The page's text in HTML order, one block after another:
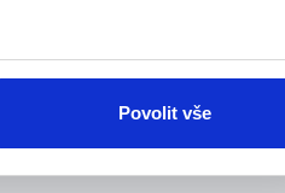
Povolit vše